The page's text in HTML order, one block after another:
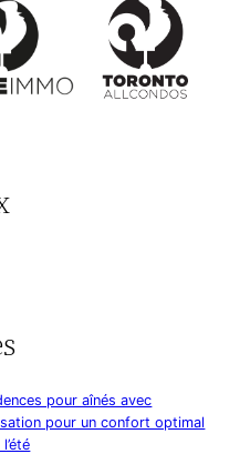
pour aînés avec
pour un confort optimal